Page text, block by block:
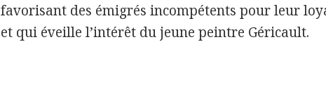
favorisant des émigrés incompétents pour leur
et qui éveille l’intérêt du jeune peintre Géricault.